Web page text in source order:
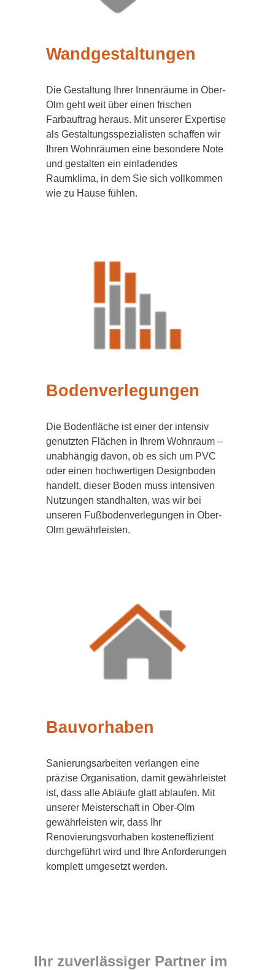
Wandgestaltungen
Die Gestaltung Ihrer Innenräume in Ober-
Olm geht weit über einen frischen
Farbauftrag heraus. Mit unserer Expertise
als Gestaltungsspezialisten schaffen wir
Ihren Wohnräumen eine besondere Note
und gestalten ein einladendes
Raumklima, in dem Sie sich vollkommen
wie zu Hause fühlen.
Bodenverlegungen
Die Bodenfläche ist einer der intensiv
genutzten Flächen in Ihrem Wohnraum –
unabhängig davon, ob es sich um PVC
oder einen hochwertigen Designboden
handelt, dieser Boden muss intensiven
Nutzungen standhalten, was wir bei
unseren Fußbodenverlegungen in Ober-
Olm gewährleisten.
Bauvorhaben
Sanierungsarbeiten verlangen eine
präzise Organisation, damit gewährleistet
ist, dass alle Abläufe glatt ablaufen. Mit
unserer Meisterschaft in Ober-Olm
gewährleisten wir, dass Ihr
Renovierungsvorhaben kosteneffizient
durchgeführt wird und Ihre Anforderungen
komplett umgesetzt werden.
Ihr zuverlässiger Partner im